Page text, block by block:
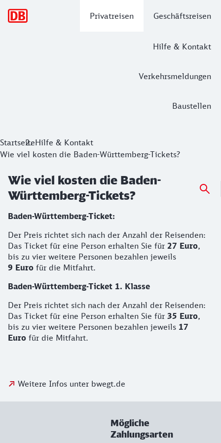
Privatreisen Geschäftsreisen
Hilfe & Kontakt
Verkehrsmeldungen
Baustellen
StartseiteHilfe & Kontakt
Wie viel kosten die Baden-Württemberg-Tickets?
Wie viel kosten die Baden-
Württemberg-Tickets?
Baden-Württemberg-Ticket:
Der Preis richtet sich nach der Anzahl der Reisenden:
Das Ticket für eine Person erhalten Sie für 27 Euro,
bis zu vier weitere Personen bezahlen jeweils
9 Euro für die Mitfahrt.
Baden-Württemberg-Ticket 1. Klasse
Der Preis richtet sich nach der Anzahl der Reisenden:
Das Ticket für eine Person erhalten Sie für 35 Euro,
bis zu vier weitere Personen bezahlen jeweils 17
Euro für die Mitfahrt.
Weitere Infos unter bwegt.de
Mögliche
Zahlungsarten